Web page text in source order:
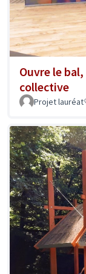
Ouvre le
collective
Projet lauréat